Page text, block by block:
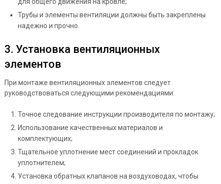
Трубы и элементы вентиляции должны быть закреплены
надежно и прочно.
3. Установка вентиляционных
элементов
При монтаже вентиляционных элементов следует
руководствоваться следующими рекомендациями:
Точное следование инструкции производителя по монтажу;
Использование качественных материалов и
комплектующих;
Тщательное уплотнение мест соединений и прокладок
уплотнителем;
Установка обратных клапанов на воздуховодах, чтобы